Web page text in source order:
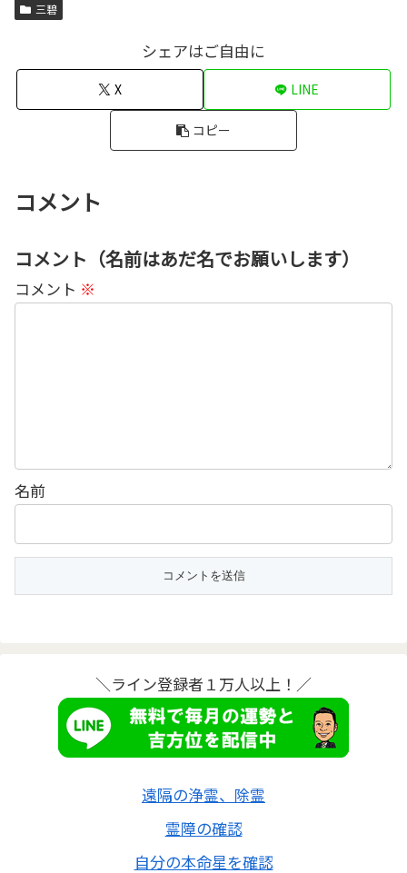
三碧
シェアはご自由に
X LINE
コピー
コメント
コメント（名前はあだ名でお願いします）
コメント ※
名前
＼ライン登録者１万人以上！／
遠隔の浄霊、除霊
霊障の確認
自分の本命星を確認